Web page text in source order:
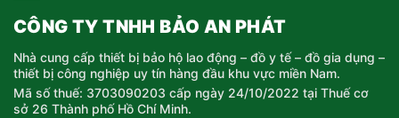
CÔNG TY TNHH BẢO AN PHÁT
Nhà cung cấp thiết bị bảo hộ lao động – đồ y tế – đồ gia dụng –
thiết bị công nghiệp uy tín hàng đầu khu vực miền Nam.
Mã số thuế: 3703090203 cấp ngày 24/10/2022 tại Thuế cơ
sở 26 Thành phố Hồ Chí Minh.